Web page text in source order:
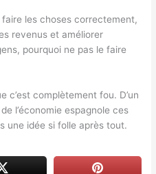
les choses correctement,
revenus et améliorer
pourquoi ne pas le faire
c’est complètement fou. D’un
l’économie espagnole ces
une idée si folle après tout.